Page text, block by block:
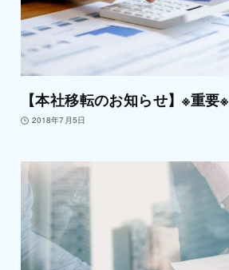
【本社移転のお知らせ】※重要※
2018年7月5日